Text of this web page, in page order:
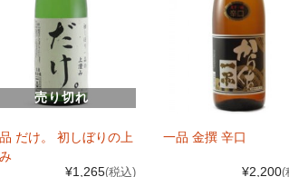
売り切れ
だけ。 初しぼりの上
¥1,265(税込)
一品 金撰 辛口
¥2,200(